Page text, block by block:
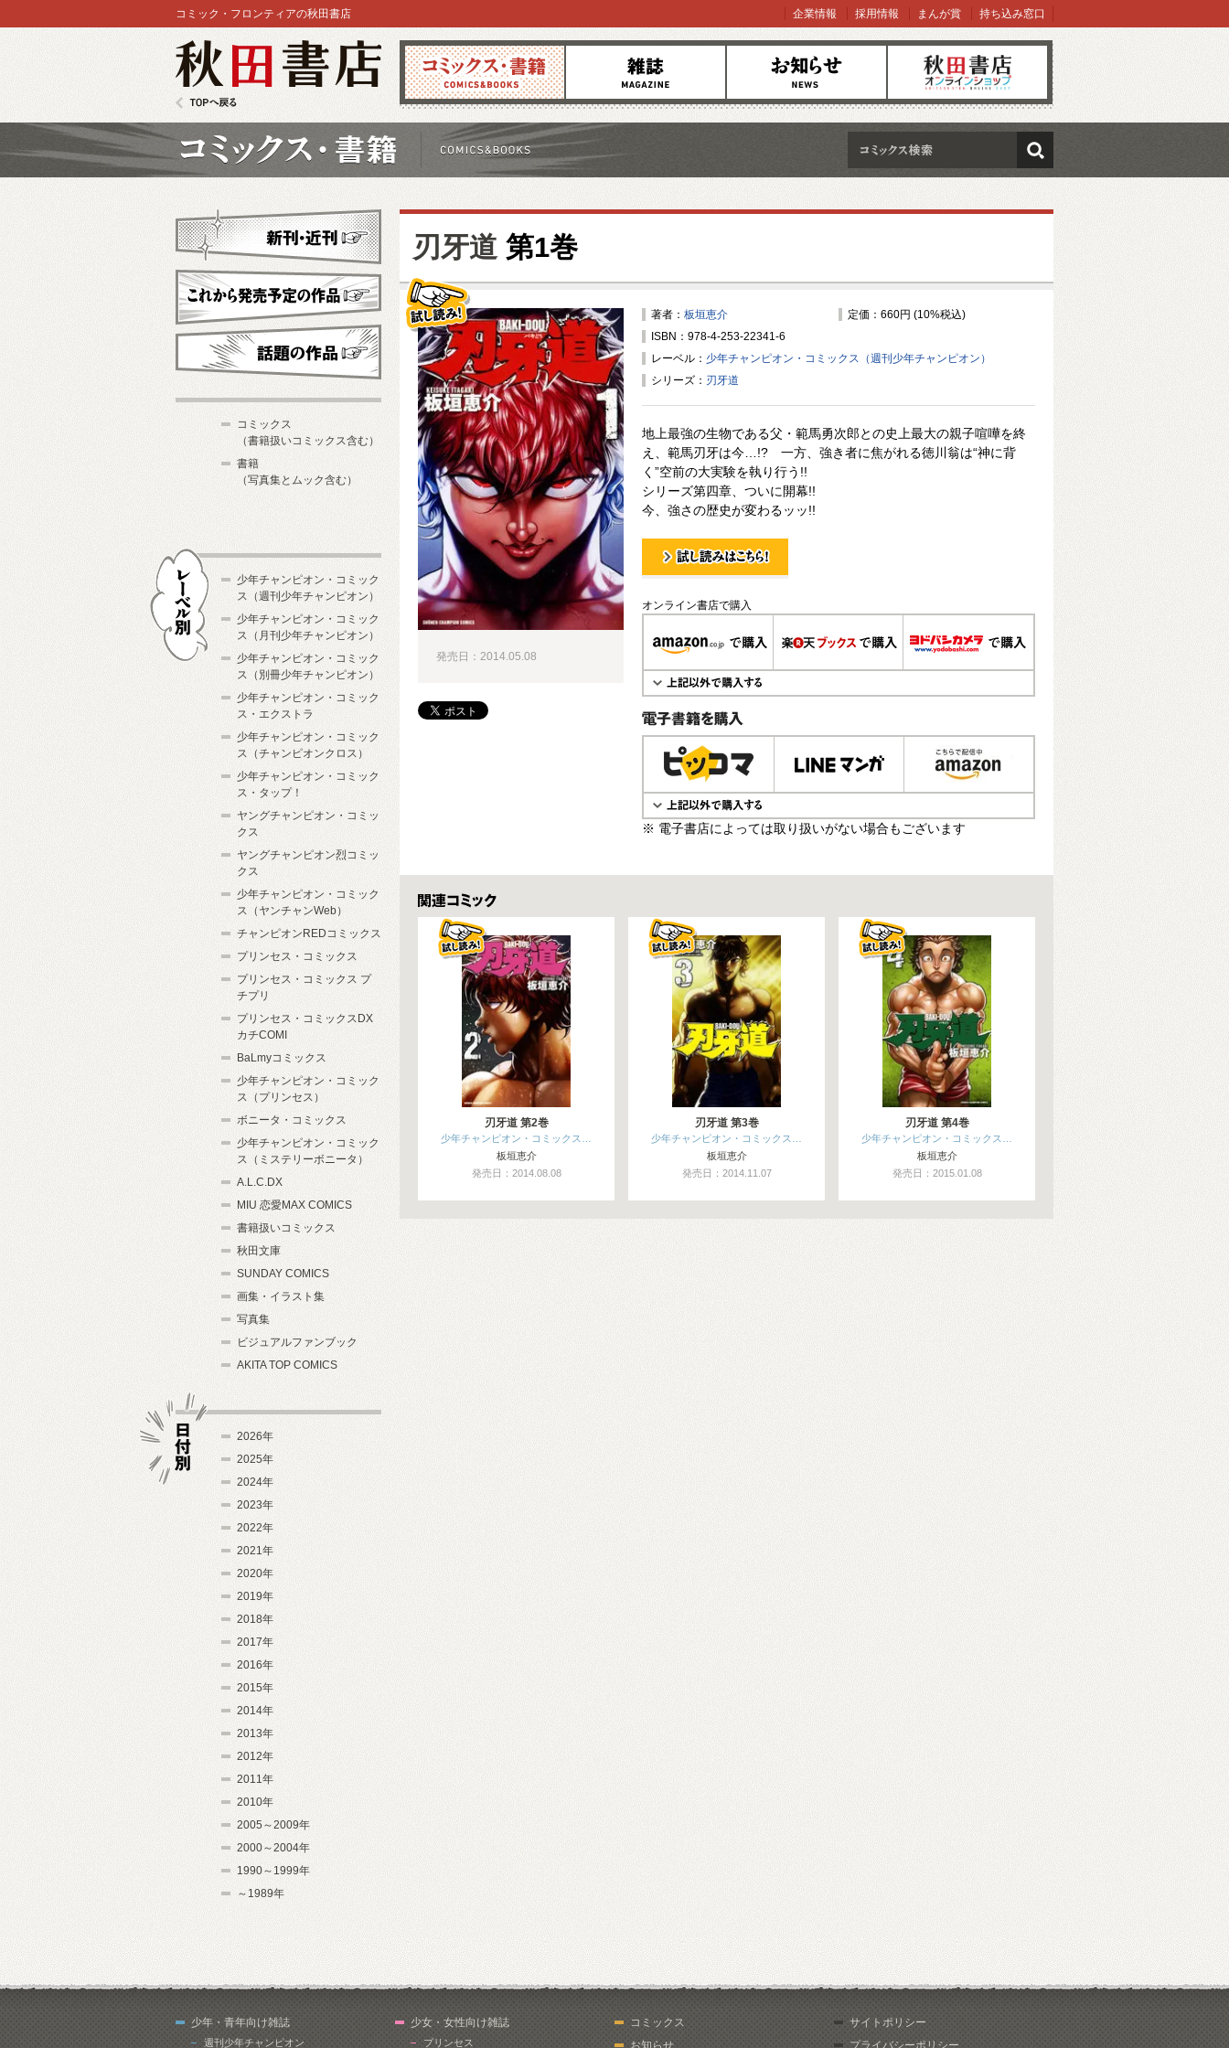
コミックス 雑誌 お知らせ オンラインショップ
コミック・フロンティアの秋田書店 企業情報 採用情報 まんが賞 持ち込み窓口
検索
刃牙道第1巻
著者： 板垣恵介
定価：660円 (10%税込)
ISBN：978-4-253-22341-6
レーベル： 少年チャンピオン・コミックス（週刊少年チャンピオン）
シリーズ： 刃牙道
地上最強の生物である父・範馬勇次郎との史上最大の親子喧嘩を終
え、範馬刃牙は今…!? 一方、強き者に焦がれる徳川翁は“神に背
く”空前の大実験を執り行う!!
シリーズ第四章、ついに開幕!!
今、強さの歴史が変わるッッ!!
試し読み！
オンライン書店で購入
電子書籍で購入
※ 電子書店によっては取り扱いがない場合もございます
発売日：2014.05.08
関連コミックス
刃牙道 第2巻
少年チャンピオン・コミックス…
板垣恵介
発売日：2014.08.08
刃牙道 第3巻
少年チャンピオン・コミックス…
板垣恵介
発売日：2014.11.07
刃牙道 第4巻
少年チャンピオン・コミックス…
板垣恵介
発売日：2015.01.08
新刊・近刊
これから発売予定
コミックス
（書籍扱いコミックス含む）
書籍
（写真集とムック含む）
少年チャンピオン・コミック
ス（週刊少年チャンピオン）
少年チャンピオン・コミック
ス（月刊少年チャンピオン）
少年チャンピオン・コミック
ス（別冊少年チャンピオン）
少年チャンピオン・コミック
ス・エクストラ
少年チャンピオン・コミック
ス（チャンピオンクロス）
少年チャンピオン・コミック
ス・タップ！
ヤングチャンピオン・コミッ
クス
ヤングチャンピオン烈コミッ
クス
少年チャンピオン・コミック
ス（ヤンチャンWeb）
チャンピオンREDコミックス
プリンセス・コミックス
プリンセス・コミックス プ
チプリ
プリンセス・コミックスDX
カチCOMI
BaLmyコミックス
少年チャンピオン・コミック
ス（プリンセス）
ボニータ・コミックス
少年チャンピオン・コミック
ス（ミステリーボニータ）
A.L.C.DX
MIU 恋愛MAX COMICS
書籍扱いコミックス
秋田文庫
SUNDAY COMICS
画集・イラスト集
写真集
ビジュアルファンブック
AKITA TOP COMICS
2026年
2025年
2024年
2023年
2022年
2021年
2020年
2019年
2018年
2017年
2016年
2015年
2014年
2013年
2012年
2011年
2010年
2005～2009年
2000～2004年
1990～1999年
～1989年
少年・青年向け雑誌
週刊少年チャンピオン
少女・女性向け雑誌
プリンセス
コミックス
お知らせ
サイトポリシー
プライバシーポリシー